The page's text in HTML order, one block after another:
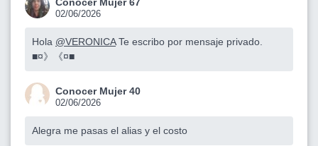
02/06/2026
Hola @VERONICATe escribo por mensaje privado.
■¤》《¤■
Conocer Mujer 40
02/06/2026
Alegra me pasas el alias y el costo